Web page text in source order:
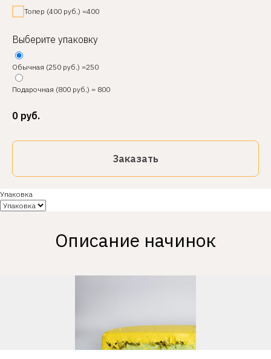
Топер (400 руб.) =400
Выберите упаковку
Обычная (250 руб.) =250
Подарочная (800 руб.) = 800
0 руб.
Заказать
Упаковка
Описание начинок